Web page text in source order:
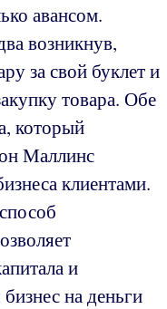
авансом.
возникнув,
за свой буклет и
товара. Обе
который
Маллинс
клиентами.
и
на деньги